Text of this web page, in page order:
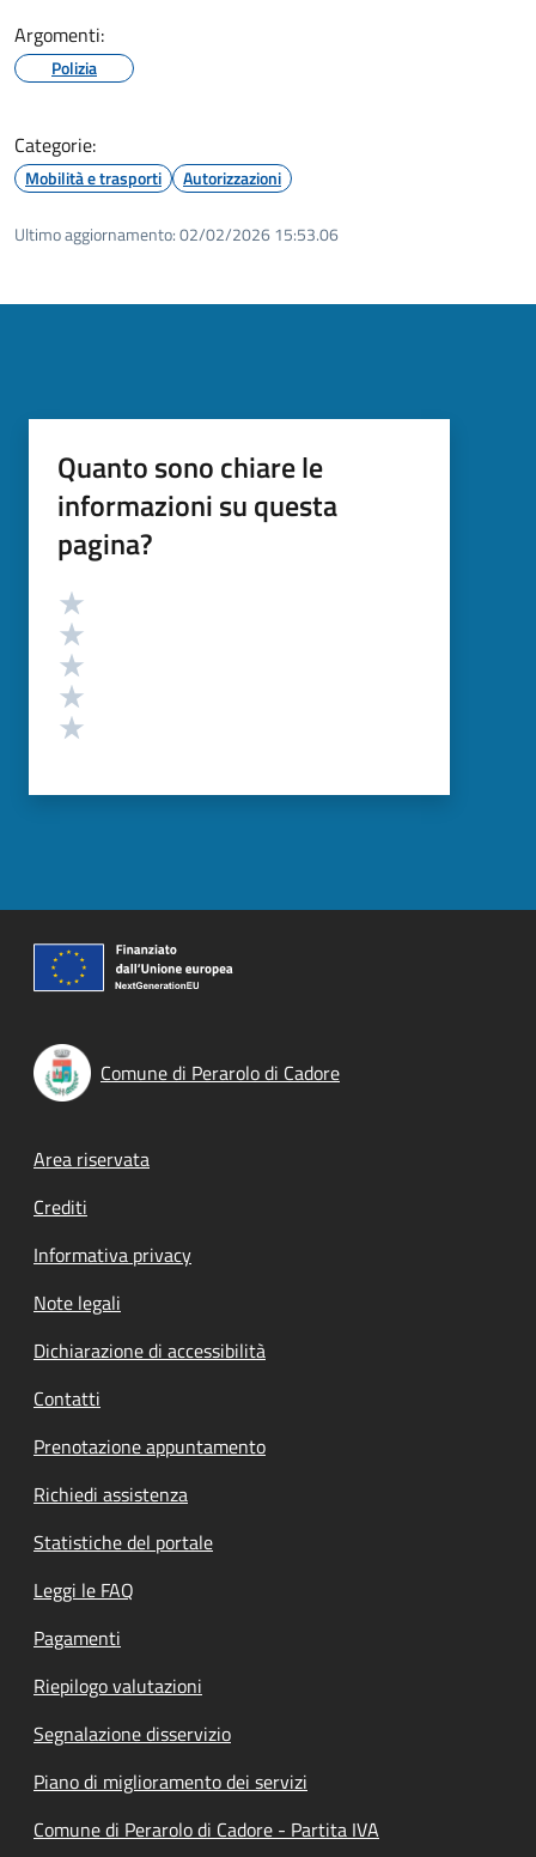
Argomenti:
Polizia
Categorie:
Mobilità e trasporti Autorizzazioni
Ultimo aggiornamento:02/02/2026 15:53.06
Quanto sono chiare le
informazioni su questa
pagina?
Valutazione
Comune di Perarolo di Cadore
Footer menu
Area riservata
Crediti
Informativa privacy
Note legali
Dichiarazione di accessibilità
Contatti
Prenotazione appuntamento
Richiedi assistenza
Statistiche del portale
Leggi le FAQ
Pagamenti
Riepilogo valutazioni
Segnalazione disservizio
Piano di miglioramento dei servizi
Comune di Perarolo di Cadore - Partita IVA